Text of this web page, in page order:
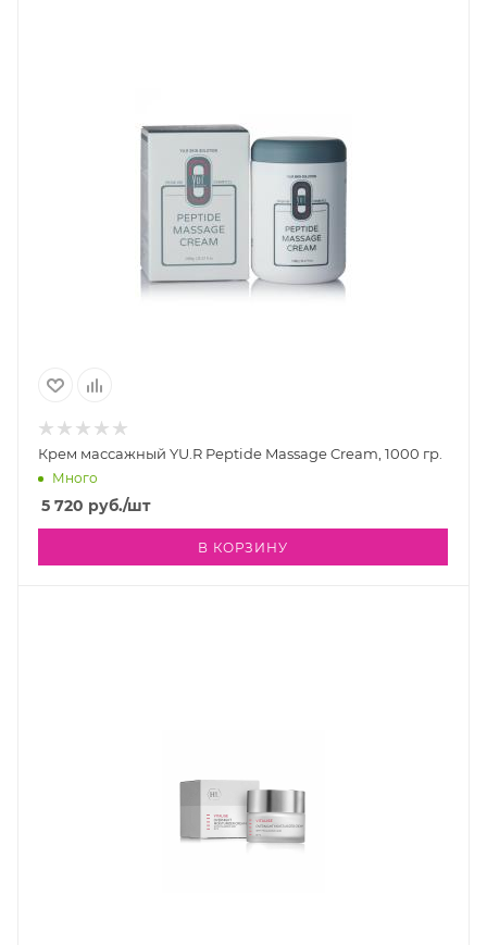
Крем массажный YU.R Peptide Massage Cream, 1000 гр.
Много
5 720 руб./шт
В КОРЗИНУ